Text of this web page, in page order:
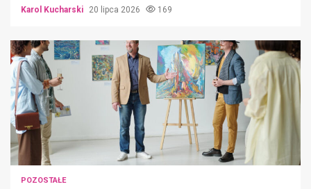
Karol Kucharski 20 lipca 2026 169
POZOSTAŁE